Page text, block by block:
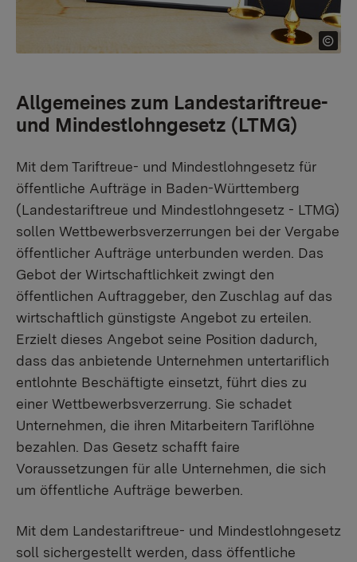
Allgemeines zum Landestariftreue-
und Mindestlohngesetz (LTMG)
Mit dem Tariftreue- und Mindestlohngesetz für
öffentliche Aufträge in Baden-Württemberg
(Landestariftreue und Mindestlohngesetz - LTMG)
sollen Wettbewerbsverzerrungen bei der Vergabe
öffentlicher Aufträge unterbunden werden. Das
Gebot der Wirtschaftlichkeit zwingt den
öffentlichen Auftraggeber, den Zuschlag auf das
wirtschaftlich günstigste Angebot zu erteilen.
Erzielt dieses Angebot seine Position dadurch,
dass das anbietende Unternehmen untertariflich
entlohnte Beschäftigte einsetzt, führt dies zu
einer Wettbewerbsverzerrung. Sie schadet
Unternehmen, die ihren Mitarbeitern Tariflöhne
bezahlen. Das Gesetz schafft faire
Voraussetzungen für alle Unternehmen, die sich
um öffentliche Aufträge bewerben.
Mit dem Landestariftreue- und Mindestlohngesetz
soll sichergestellt werden, dass öffentliche